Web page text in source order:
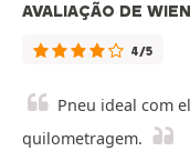
AVALIAÇÃO DE
4/5
Pneu ideal com
quilometragem.